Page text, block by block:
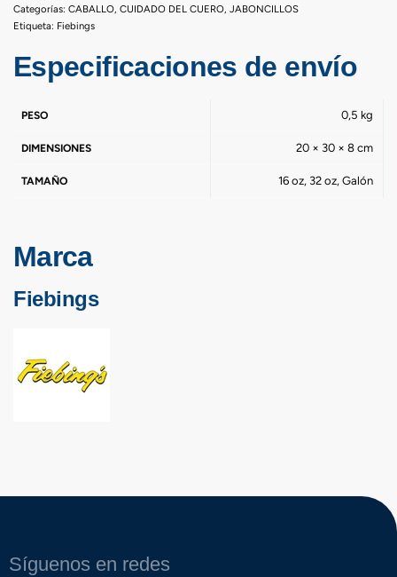
Categorías: CABALLO, CUIDADO DEL CUERO, JABONCILLOS
Etiqueta: Fiebings
Especificaciones de envío
PESO 0,5 kg
DIMENSIONES 20 × 30 × 8 cm
TAMAÑO 16 oz, 32 oz, Galón
Marca
Fiebings
Síguenos en redes